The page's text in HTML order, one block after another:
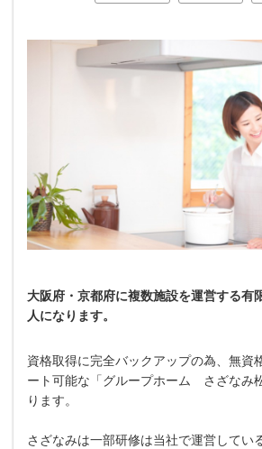
大阪府・京都府に複数施設を運営する有
人になります。
資格取得に完全バックアップの為、無資
ート可能な「グループホーム さざなみ
ります。
さざなみは一部研修は当社で運営してい